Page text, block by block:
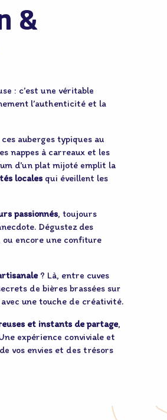
&
: c’est une véritable
l’authenticité et la
ces auberges typiques au
nappes à carreaux et les
d’un plat mijoté emplit la
localesqui éveillent les
passionnés, toujours
Dégustez des
encore une confiture
? Là, entre cuves
de bières brassées sur
une touche de créativité.
et instants de partage,
expérience conviviale et
vos envies et des trésors